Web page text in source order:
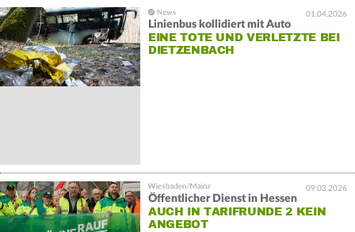
01.04.2026
Linienbus kollidiert mit Auto
EINE TOTE UND VERLETZTE BEI
DIETZENBACH
09.03.2026
Öffentlicher Dienst in Hessen
AUCH IN TARIFRUNDE 2 KEIN
ANGEBOT